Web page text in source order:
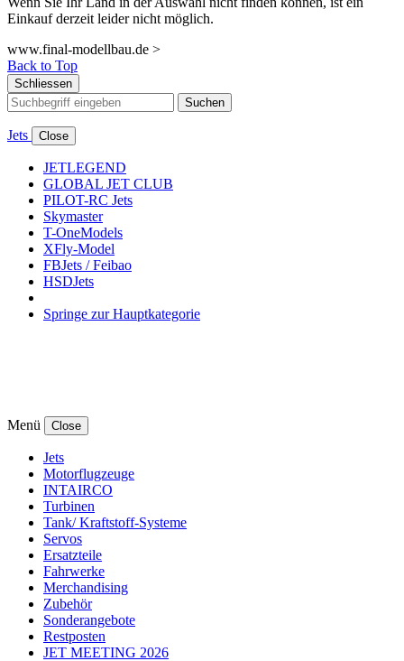
Einkauf derzeit leider nicht möglich.
www.final-modellbau.de >
Back to Top
Schliessen
Suchen
Jets Close
JETLEGEND
GLOBAL JET CLUB
PILOT-RC Jets
Skymaster
T-OneModels
XFly-Model
FBJets / Feibao
HSDJets
Springe zur Hauptkategorie
Menü Close
Jets
Motorflugzeuge
INTAIRCO
Turbinen
Tank/ Kraftstoff-Systeme
Servos
Ersatzteile
Fahrwerke
Merchandising
Zubehör
Sonderangebote
Restposten
JET MEETING 2026